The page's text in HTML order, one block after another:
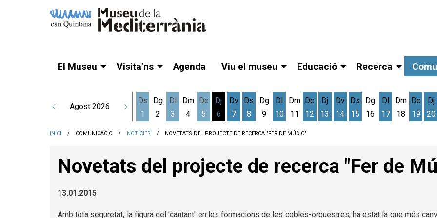
El Museu Visita'ns Agenda Viu el museu Educació Recerca
Agost 2026
Ds
1
Dg
2
Dl
3
Dm
4
Dc
5
Dj
6
Dv
7
Ds
8
Dg
9
Dl
10
Dm
11
Dc
12
Dj
13
Dv
14
Ds
15
Dg
16
Dl
17
Dm
18
Dc
19
Dj
20
INICI COMUNICACIÓ NOTÍCIES NOVETATS DEL PROJECTE DE RECERCA "FER DE MÚSIC"
Novetats del projecte de recerca "Fer de
13.01.2015
Amb tota seguretat, la figura del 'cantant' en les formacions de les cobles-orquestres, ha estat la que més